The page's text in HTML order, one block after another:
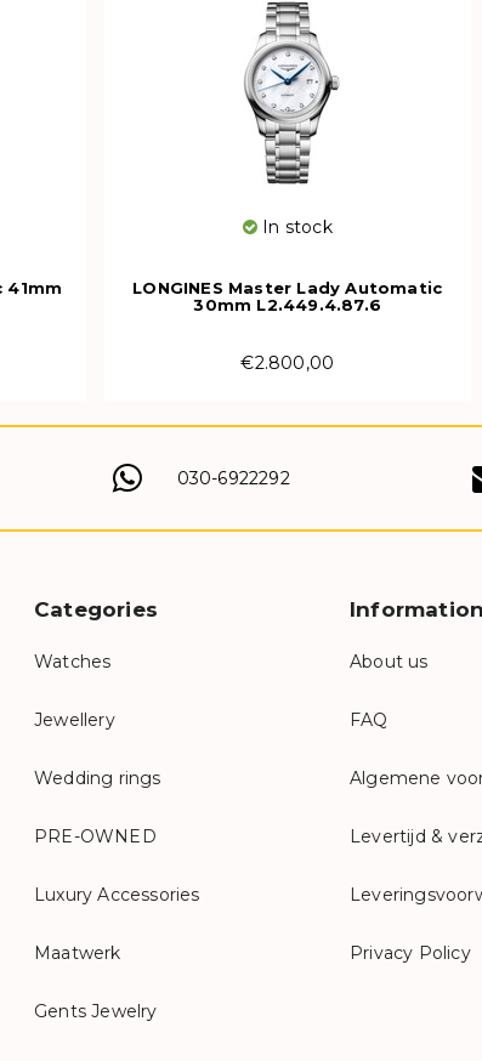
41mm
In stock
LONGINES Master Lady Automatic
30mm L2.449.4.87.6
€2.800,00
030-6922292
Categories
Watches
Jewellery
Wedding rings
PRE-OWNED
Luxury Accessories
Maatwerk
Gents Jewelry
Information
About us
FAQ
Algemene
Levertijd &
Privacy Policy